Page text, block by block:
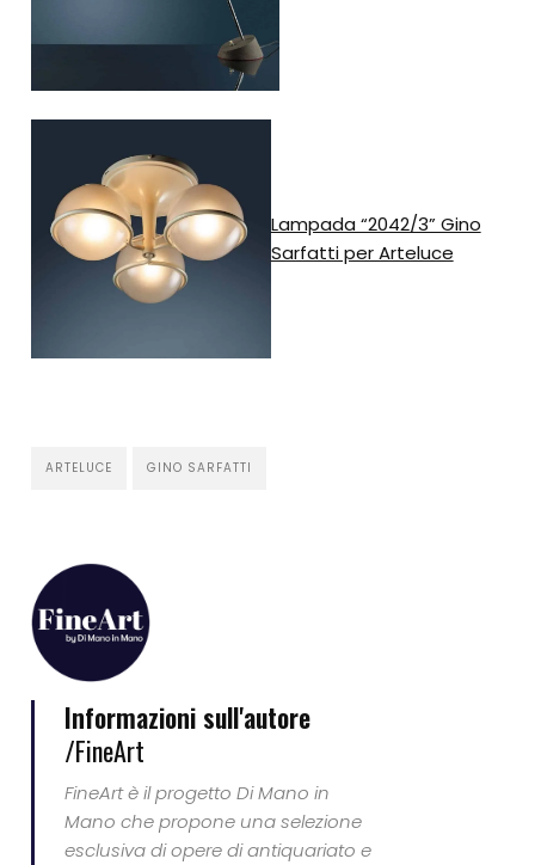
Lampada “2042/3” Gino
Sarfatti per Arteluce
ARTELUCE GINO SARFATTI
Informazioni sull'autore
/FineArt
FineArt è il progetto Di Mano in
Mano che propone una selezione
esclusiva di opere di antiquariato e